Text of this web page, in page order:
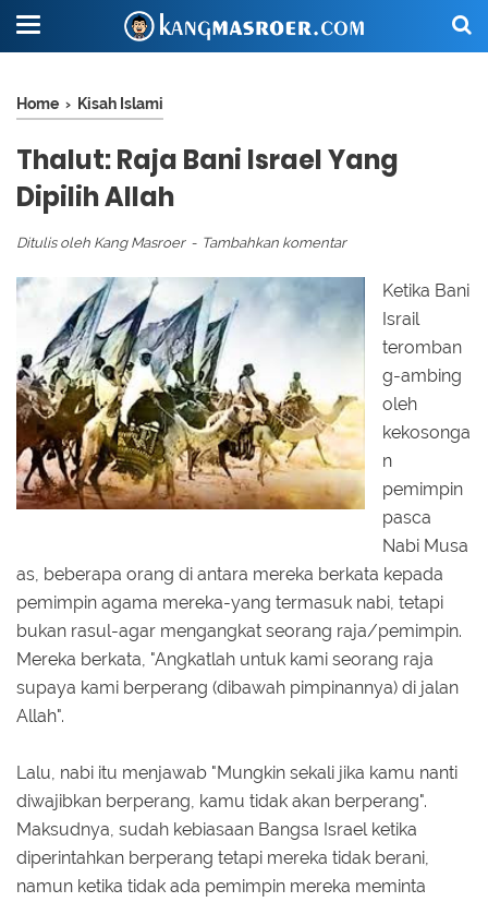
Home › Kisah Islami
Thalut: Raja Bani Israel Yang
Dipilih Allah
Ditulis oleh Kang Masroer Tambahkan komentar
Ketika Bani
Israil
teromban
g-ambing
oleh
kekosonga
n
pemimpin
pasca
Nabi Musa
as, beberapa orang di antara mereka berkata kepada
pemimpin agama mereka-yang termasuk nabi, tetapi
bukan rasul-agar mengangkat seorang raja/pemimpin.
Mereka berkata, "Angkatlah untuk kami seorang raja
supaya kami berperang (dibawah pimpinannya) di jalan
Allah".
Lalu, nabi itu menjawab "Mungkin sekali jika kamu nanti
diwajibkan berperang, kamu tidak akan berperang".
Maksudnya, sudah kebiasaan Bangsa Israel ketika
diperintahkan berperang tetapi mereka tidak berani,
namun ketika tidak ada pemimpin mereka meminta